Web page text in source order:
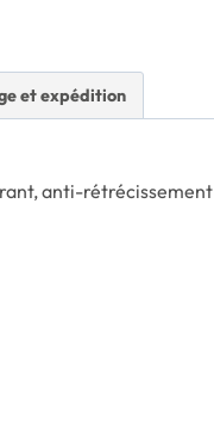
et expédition
anti-rétrécissement